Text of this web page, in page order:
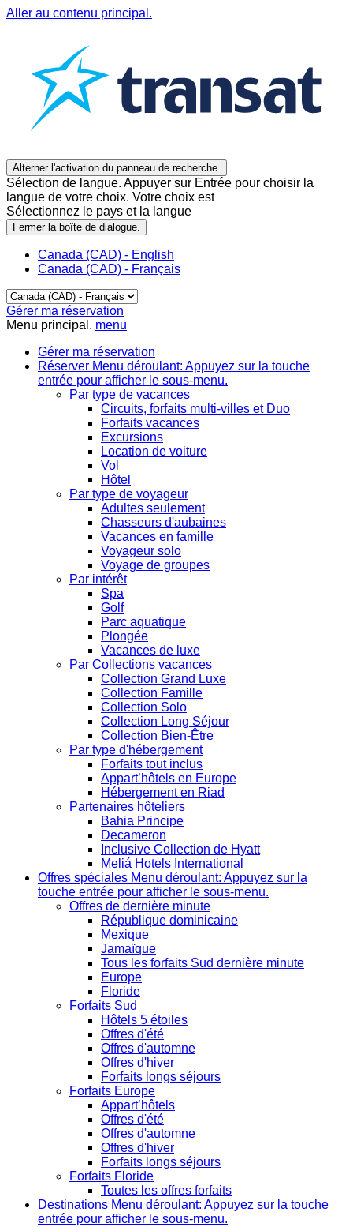
Aller au contenu principal.
Alterner l'activation du panneau de recherche.
Sélection de langue. Appuyer sur Entrée pour choisir la
langue de votre choix. Votre choix est
Sélectionnez le pays et la langue
Fermer la boîte de dialogue.
Canada (CAD) - English
Canada (CAD) - Français
Gérer ma réservation
Menu principal. menu
Gérer ma réservation
Réserver Menu déroulant: Appuyez sur la touche
entrée pour afficher le sous-menu.
Par type de vacances
Circuits, forfaits multi-villes et Duo
Forfaits vacances
Excursions
Location de voiture
Vol
Hôtel
Par type de voyageur
Adultes seulement
Chasseurs d'aubaines
Vacances en famille
Voyageur solo
Voyage de groupes
Par intérêt
Spa
Golf
Parc aquatique
Plongée
Vacances de luxe
Par Collections vacances
Collection Grand Luxe
Collection Famille
Collection Solo
Collection Long Séjour
Collection Bien-Être
Par type d'hébergement
Forfaits tout inclus
Appart’hôtels en Europe
Hébergement en Riad
Partenaires hôteliers
Bahia Principe
Decameron
Inclusive Collection de Hyatt
Meliá Hotels International
Offres spéciales Menu déroulant: Appuyez sur la
touche entrée pour afficher le sous-menu.
Offres de dernière minute
République dominicaine
Mexique
Jamaïque
Tous les forfaits Sud dernière minute
Europe
Floride
Forfaits Sud
Hôtels 5 étoiles
Offres d'été
Offres d'automne
Offres d'hiver
Forfaits longs séjours
Forfaits Europe
Appart’hôtels
Offres d'été
Offres d'automne
Offres d'hiver
Forfaits longs séjours
Forfaits Floride
Toutes les offres forfaits
Destinations Menu déroulant: Appuyez sur la touche
entrée pour afficher le sous-menu.